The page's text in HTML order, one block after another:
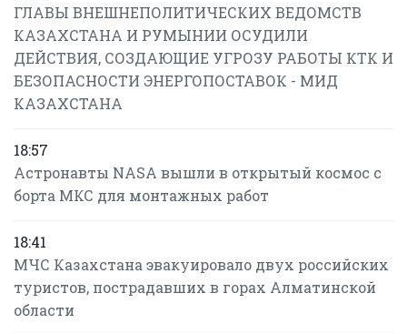
ГЛАВЫ ВНЕШНЕПОЛИТИЧЕСКИХ ВЕДОМСТВ
КАЗАХСТАНА И РУМЫНИИ ОСУДИЛИ
ДЕЙСТВИЯ, СОЗДАЮЩИЕ УГРОЗУ РАБОТЫ КТК И
БЕЗОПАСНОСТИ ЭНЕРГОПОСТАВОК - МИД
КАЗАХСТАНА
18:57
Астронавты NASA вышли в открытый космос с
борта МКС для монтажных работ
18:41
МЧС Казахстана эвакуировало двух российских
туристов, пострадавших в горах Алматинской
области